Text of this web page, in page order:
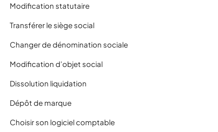
Modification statutaire
Transférer le siège social
Changer de dénomination sociale
Modification d’objet social
Dissolution liquidation
Dépôt de marque
Choisir son logiciel comptable